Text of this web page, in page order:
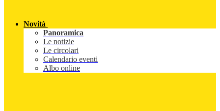
Novità
Panoramica
Le notizie
Le circolari
Calendario eventi
Albo online